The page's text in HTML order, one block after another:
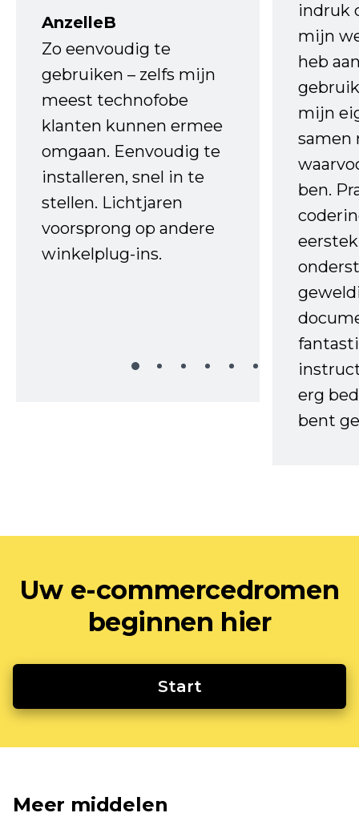
AnzelleB
Zo eenvoudig te
gebruiken – zelfs mijn
meest technofobe
klanten kunnen ermee
omgaan. Eenvoudig te
installeren, snel in te
stellen. Lichtjaren
voorsprong op andere
winkelplug-ins.
indruk
mijn
heb
mijn
samen
ben.
erg
bent
Uw e-commercedromen
beginnen hier
Start
Meer middelen